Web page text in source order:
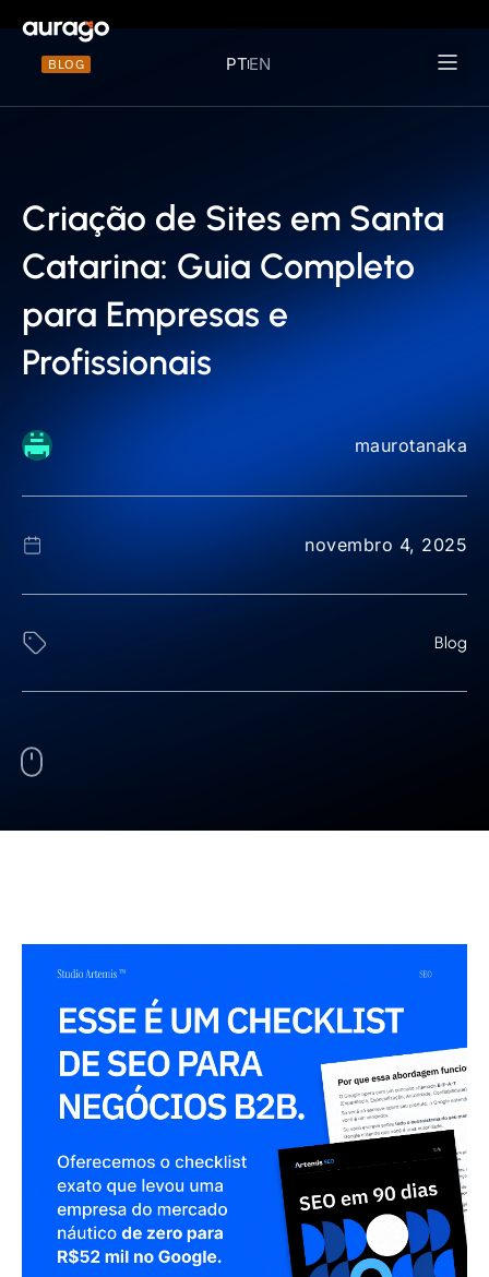
BLOG PTEN
Criação de Sites em Santa
Catarina: Guia Completo
para Empresas e
Profissionais
maurotanaka
novembro 4, 2025
Blog